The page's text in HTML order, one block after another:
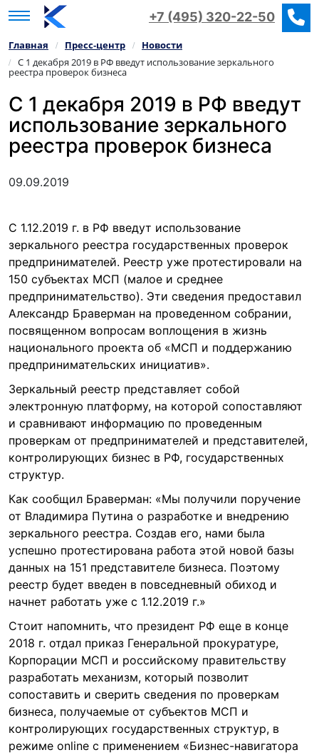
+7 (495) 320-22-50
Главная / Пресс‑центр / Новости
/ С 1 декабря 2019 в РФ введут использование зеркального
реестра проверок бизнеса
С 1 декабря 2019 в РФ введут
использование зеркального
реестра проверок бизнеса
09.09.2019
С 1.12.2019 г. в РФ введут использование
зеркального реестра государственных проверок
предпринимателей. Реестр уже протестировали на
150 субъектах МСП (малое и среднее
предпринимательство). Эти сведения предоставил
Александр Браверман на проведенном собрании,
посвященном вопросам воплощения в жизнь
национального проекта об «МСП и поддержанию
предпринимательских инициатив».
Зеркальный реестр представляет собой
электронную платформу, на которой сопоставляют
и сравнивают информацию по проведенным
проверкам от предпринимателей и представителей,
контролирующих бизнес в РФ, государственных
структур.
Как сообщил Браверман: «Мы получили поручение
от Владимира Путина о разработке и внедрению
зеркального реестра. Создав его, нами была
успешно протестирована работа этой новой базы
данных на 151 представителе бизнеса. Поэтому
реестр будет введен в повседневный обиход и
начнет работать уже с 1.12.2019 г.»
Стоит напомнить, что президент РФ еще в конце
2018 г. отдал приказ Генеральной прокуратуре,
Корпорации МСП и российскому правительству
разработать механизм, который позволит
сопоставить и сверить сведения по проверкам
бизнеса, получаемые от субъектов МСП и
контролирующих государственных структур, в
режиме online с применением «Бизнес-навигатора